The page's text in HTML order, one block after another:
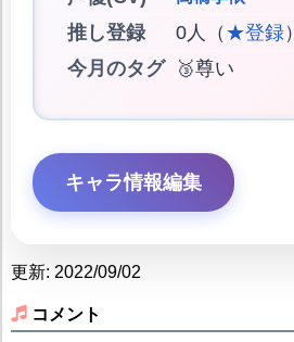
推し登録 0人（ ★登録）
今月のタグ
🥉尊い
キャラ情報編集
更新: 2022/09/02
コメント